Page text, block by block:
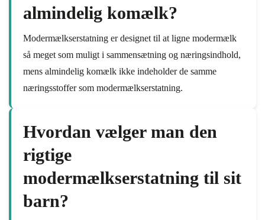
almindelig komælk?
Modermælkserstatning er designet til at ligne modermælk
så meget som muligt i sammensætning og næringsindhold,
mens almindelig komælk ikke indeholder de samme
næringsstoffer som modermælkserstatning.
Hvordan vælger man den
rigtige
modermælkserstatning til sit
barn?